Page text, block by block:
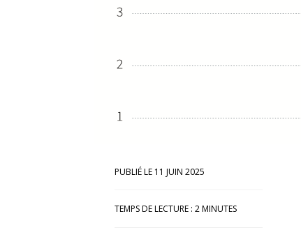
11 JUIN 2025
TEMPS DE LECTURE : 2 MINUTES